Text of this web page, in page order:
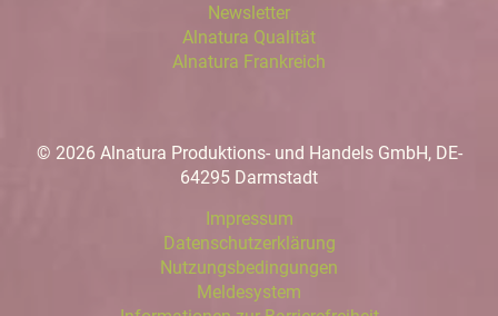
Newsletter
Alnatura Qualität
Alnatura Frankreich
© 2026 Alnatura Produktions- und Handels GmbH, DE-
64295 Darmstadt
Impressum
Datenschutzerklärung
Nutzungsbedingungen
Meldesystem